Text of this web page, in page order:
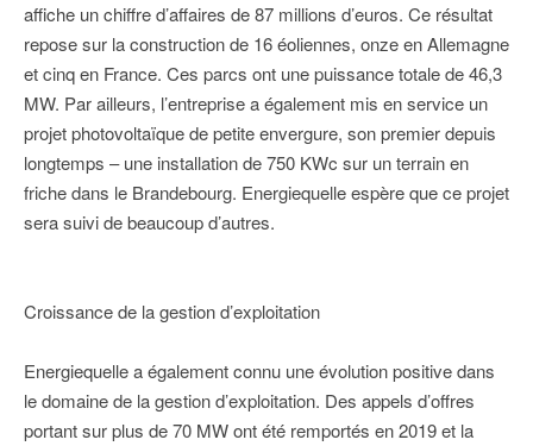
affiche un chiffre d’affaires de 87 millions d’euros. Ce résultat
repose sur la construction de 16 éoliennes, onze en Allemagne
et cinq en France. Ces parcs ont une puissance totale de 46,3
MW. Par ailleurs, l’entreprise a également mis en service un
projet photovoltaïque de petite envergure, son premier depuis
longtemps – une installation de 750 KWc sur un terrain en
friche dans le Brandebourg. Energiequelle espère que ce projet
sera suivi de beaucoup d’autres.
Croissance de la gestion d’exploitation
Energiequelle a également connu une évolution positive dans
le domaine de la gestion d’exploitation. Des appels d’offres
portant sur plus de 70 MW ont été remportés en 2019 et la